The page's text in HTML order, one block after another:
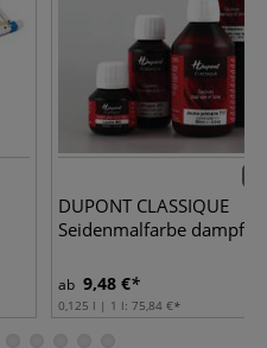
DUPONT CLASSIQUE
Seidenmalfarbe
ab 9,48 €
0,125 l | 1 l: 75,84 €